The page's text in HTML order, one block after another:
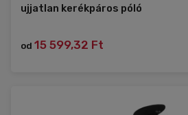
ujjatlan kerékpáros póló
od 15 599,32 Ft